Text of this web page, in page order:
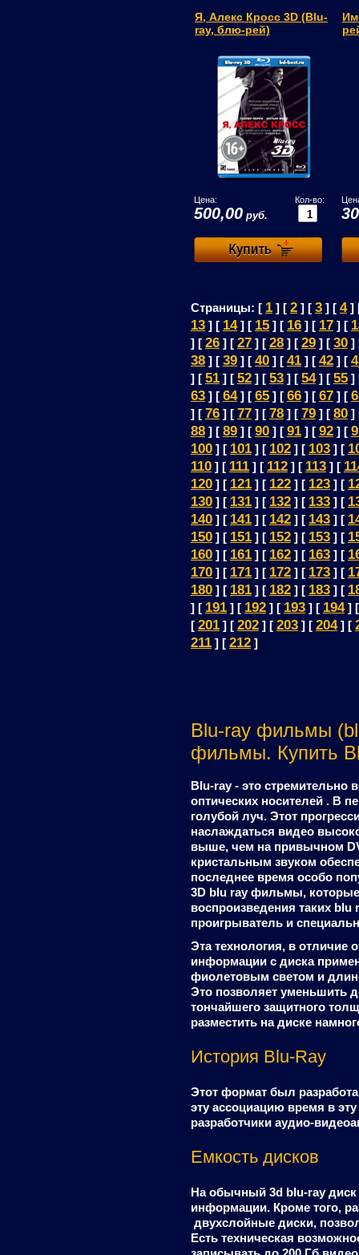
Я, Алекс Кросс 3D (Blu-
ray, блю-рей)
Цена:
500,00 руб.
Кол-во:
Страницы: [ 1 ] [ 2 ] [ 3 ] [ 4]
13 ] [ 14] [ 15 ] [ 16 ] [ 17 ] [
] [ 26 ] [ 27 ] [ 28 ] [ 29 ] [ 30 ]
38 ] [ 39 ] [ 40 ] [ 41 ] [ 42 ] [
] [ 51 ] [ 52 ] [ 53 ] [ 54] [ 55 ]
63 ] [ 64] [ 65 ] [ 66 ] [ 67 ] [
] [ 76 ] [ 77 ] [ 78 ] [ 79 ] [ 80 ]
88 ] [ 89 ] [ 90 ] [ 91 ] [ 92 ] [
100 ] [ 101 ] [ 102 ] [ 103 ] [
110 ] [ 111 ] [ 112 ] [ 113 ] [
120 ] [ 121 ] [ 122 ] [ 123 ] [
130 ] [ 131 ] [ 132 ] [ 133 ] [
140 ] [ 141 ] [ 142 ] [ 143 ] [
150 ] [ 151 ] [ 152 ] [ 153 ] [
160 ] [ 161 ] [ 162 ] [ 163 ] [
170 ] [ 171 ] [ 172 ] [ 173 ] [
180 ] [ 181 ] [ 182 ] [ 183 ] [
] [ 191 ] [ 192 ] [ 193 ] [ 194]
[ 201 ] [ 202 ] [ 203 ] [ 204] [
211 ] [ 212 ]
Blu-ray фильмы
фильмы. Купить
Blu-ray - это
оптических носителей . В
голубой луч. Этот
наслаждаться видео
выше, чем на привычном
кристальным звуком
последнее время особо
3D blu ray фильмы,
воспроизведения таких
проигрыватель и
Эта технология, в отличие
информации с диска
фиолетовым светом и
Это позволяет уменьшить
тончайшего защитного
разместить на диске
История Blu-Ray
Этот формат был
эту ассоциацию время в
разработчики аудио-
Емкость дисков
На обычный 3d blu-ray
информации. Кроме того,
двухслойные диски,
Есть техническая